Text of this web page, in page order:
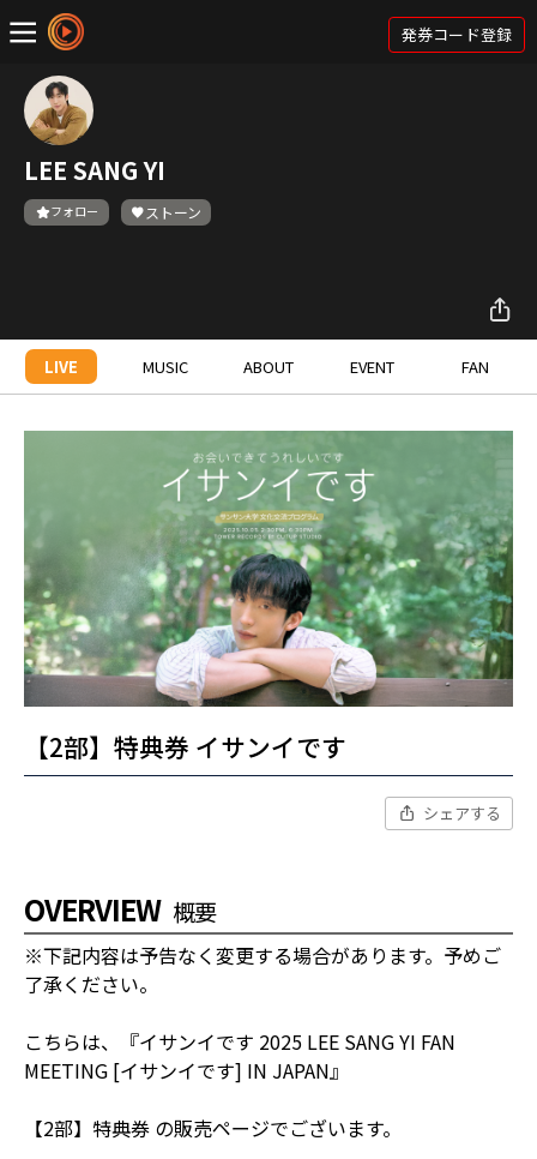
発券コード登録
LEE SANG YI
フォロー ストーン
LIVE MUSIC ABOUT EVENT FAN
【2部】特典券 イサンイです
シェアする
OVERVIEW 概要
※下記内容は予告なく変更する場合があります。予めご
了承ください。
こちらは、『イサンイです 2025 LEE SANG YI FAN
MEETING [イサンイです] IN JAPAN』
【2部】特典券 の販売ページでございます。